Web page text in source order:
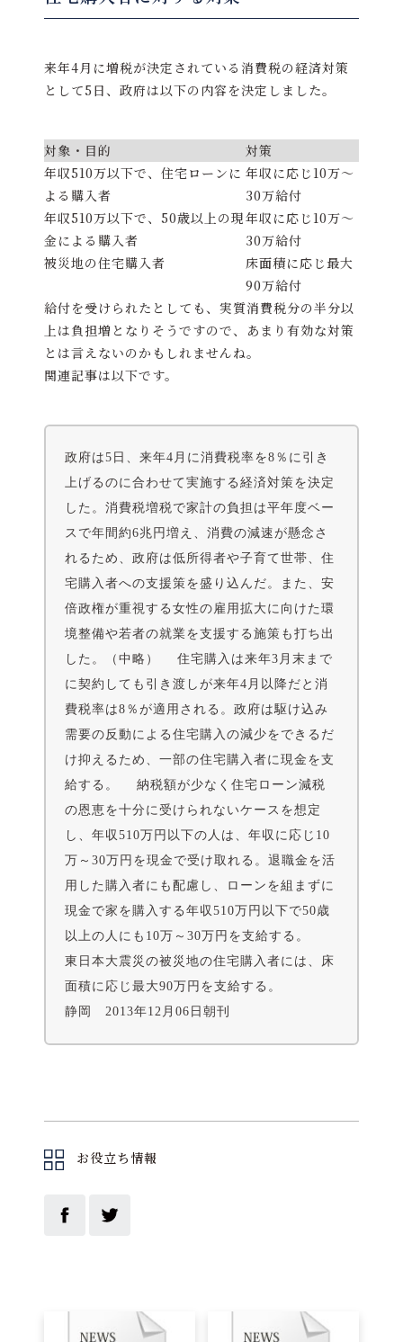
来年4月に増税が決定されている消費税の経済対策
として5日、政府は以下の内容を決定しました。
対象・目的
対策
年収510万以下で、住宅ローンに
よる購入者
年収に応じ10万～
30万給付
年収510万以下で、50歳以上の現
金による購入者
年収に応じ10万～
30万給付
被災地の住宅購入者
床面積に応じ最大
90万給付
給付を受けられたとしても、実質消費税分の半分以
上は負担増となりそうですので、あまり有効な対策
とは言えないのかもしれませんね。
関連記事は以下です。
政府は5日、来年4月に消費税率を8％に引き
上げるのに合わせて実施する経済対策を決定
した。消費税増税で家計の負担は平年度ベー
スで年間約6兆円増え、消費の減速が懸念さ
れるため、政府は低所得者や子育て世帯、住
宅購入者への支援策を盛り込んだ。また、安
倍政権が重視する女性の雇用拡大に向けた環
境整備や若者の就業を支援する施策も打ち出
した。（中略） 住宅購入は来年3月末まで
に契約しても引き渡しが来年4月以降だと消
費税率は8％が適用される。政府は駆け込み
需要の反動による住宅購入の減少をできるだ
け抑えるため、一部の住宅購入者に現金を支
給する。 納税額が少なく住宅ローン減税
の恩恵を十分に受けられないケースを想定
し、年収510万円以下の人は、年収に応じ10
万～30万円を現金で受け取れる。退職金を活
用した購入者にも配慮し、ローンを組まずに
現金で家を購入する年収510万円以下で50歳
以上の人にも10万～30万円を支給する。
東日本大震災の被災地の住宅購入者には、床
面積に応じ最大90万円を支給する。
静岡 2013年12月06日朝刊
お役立ち情報